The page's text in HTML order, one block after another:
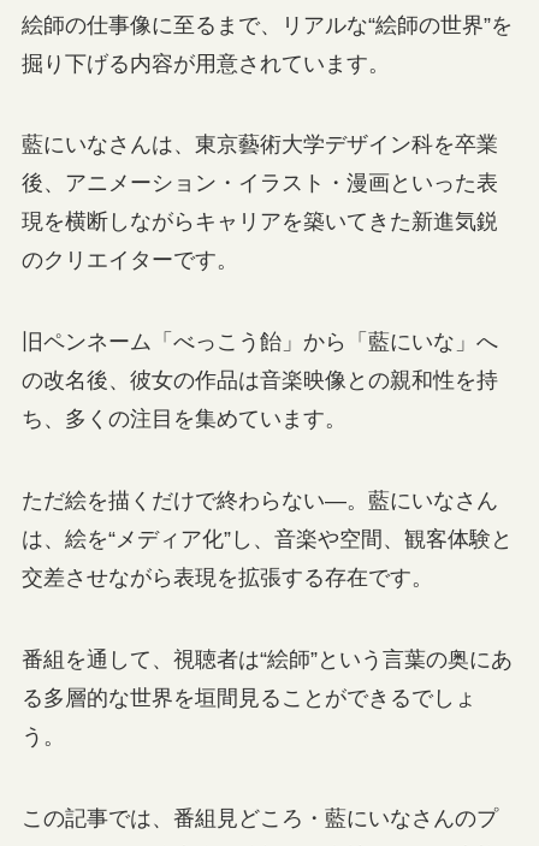
絵師の仕事像に至るまで、リアルな“絵師の世界”を
掘り下げる内容が用意されています。
藍にいなさんは、東京藝術大学デザイン科を卒業
後、アニメーション・イラスト・漫画といった表
現を横断しながらキャリアを築いてきた新進気鋭
のクリエイターです。
旧ペンネーム「べっこう飴」から「藍にいな」へ
の改名後、彼女の作品は音楽映像との親和性を持
ち、多くの注目を集めています。
ただ絵を描くだけで終わらない—。藍にいなさん
は、絵を“メディア化”し、音楽や空間、観客体験と
交差させながら表現を拡張する存在です。
番組を通して、視聴者は“絵師”という言葉の奥にあ
る多層的な世界を垣間見ることができるでしょ
う。
この記事では、番組見どころ・藍にいなさんのプ